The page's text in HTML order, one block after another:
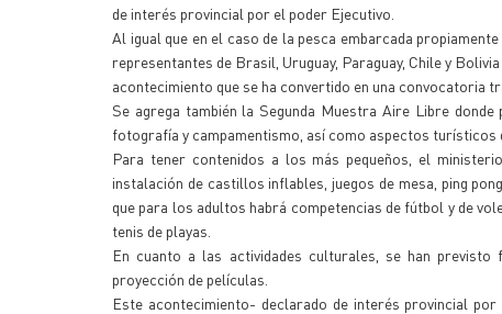
de interés provincial por el poder Ejecutivo.
Al igual que en el caso de la pesca embarcada
representantes de Brasil, Uruguay, Paraguay, Chile y
acontecimiento que se ha convertido en una convocatoria
Se agrega también la Segunda Muestra Aire Libre
fotografía y campamentismo, así como aspectos turísticos
Para tener contenidos a los más pequeños, el
instalación de castillos inflables, juegos de mesa, ping
que para los adultos habrá competencias de fútbol y de
tenis de playas.
En cuanto a las actividades culturales, se han
proyección de películas.
Este acontecimiento- declarado de interés provincial